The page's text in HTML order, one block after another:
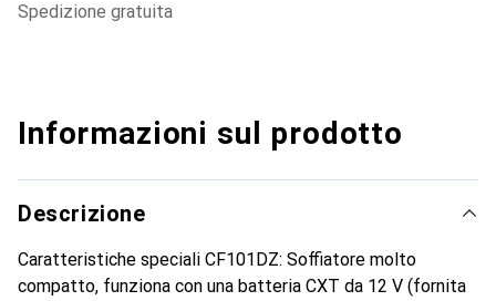
spedizione gratuita
Informazioni sul prodotto
Descrizione
Caratteristiche speciali CF101DZ: Soffiatore molto
compatto, funziona con una batteria CXT da 12 V (fornita